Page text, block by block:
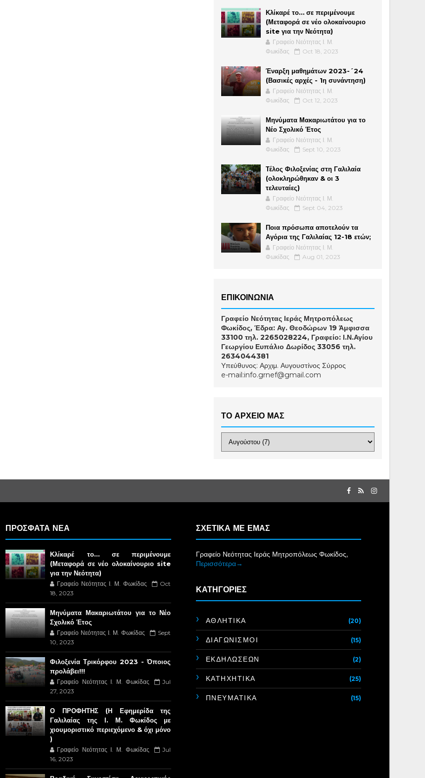
Κλίκαρέ το… σε περιμένουμε
(Μεταφορά σε νέο ολοκαίνουριο
site για την Νεότητα)
Γραφείο Νεότητας Ι. Μ.
Φωκίδας
Oct 18, 2023
Έναρξη μαθημάτων 2023-´24
(Βασικές αρχές - 1η συνάντηση)
Γραφείο Νεότητας Ι. Μ.
Φωκίδας
Oct 12, 2023
Μηνύματα Μακαριωτάτου για το
Νέο Σχολικό Έτος
Γραφείο Νεότητας Ι. Μ.
Φωκίδας
Sept 10, 2023
Τέλος Φιλοξενίας στη Γαλιλαία
(ολοκληρώθηκαν & οι 3
τελευταίες)
Γραφείο Νεότητας Ι. Μ.
Φωκίδας
Sept 04, 2023
Ποια πρόσωπα αποτελούν τα
Αγόρια της Γαλιλαίας 12-18 ετών;
Γραφείο Νεότητας Ι. Μ.
Φωκίδας
Aug 01, 2023
ΕΠΙΚΟΙΝΩΝΙΑ
Γραφείο Νεότητας Ιεράς Μητροπόλεως
Φωκίδος, Έδρα: Αγ. Θεοδώρων 19 Άμφισσα
33100 τηλ. 2265028224, Γραφείο: Ι.Ν.Αγίου
Γεωργίου Ευπάλιο Δωρίδος 33056 τηλ.
2634044381
Υπεύθυνος: Αρχιμ. Αυγουστίνος Σύρρος
e-mail:info.grnef@gmail.com
ΤΟ ΑΡΧΕΙΟ ΜΑΣ
ΠΡΟΣΦΑΤΑ ΝΕΑ
Κλίκαρέ το… σε περιμένουμε
(Μεταφορά σε νέο ολοκαίνουριο site
για την Νεότητα)
Γραφείο Νεότητας Ι. Μ. Φωκίδας
Oct
18, 2023
Μηνύματα Μακαριωτάτου για το Νέο
Σχολικό Έτος
Γραφείο Νεότητας Ι. Μ. Φωκίδας
Sept
10, 2023
Φιλοξενία Τρικόρφου 2023 - Όποιος
προλάβει!!!
Γραφείο Νεότητας Ι. Μ. Φωκίδας
Jul
27, 2023
Ο ΠΡΟΦΗΤΗΣ (Η Εφημερίδα της
Γαλιλαίας της Ι. Μ. Φωκίδος με
χιουμοριστικό περιεχόμενο & όχι μόνο
)
Γραφείο Νεότητας Ι. Μ. Φωκίδας
Jul
16, 2023
ΣΧΕΤΙΚΑ ΜΕ ΕΜΑΣ
Γραφείο Νεότητας Ιεράς Μητροπόλεως Φωκίδος,
Περισσότερα→
ΚΑΤΗΓΟΡΙΕΣ
ΑΘΛΗΤΙΚΑ (20)
ΔΙΑΓΩΝΙΣΜΟΙ (15)
ΕΚΔΗΛΩΣΕΩΝ (2)
ΚΑΤΗΧΗΤΙΚΑ (25)
ΠΝΕΥΜΑΤΙΚΑ (15)